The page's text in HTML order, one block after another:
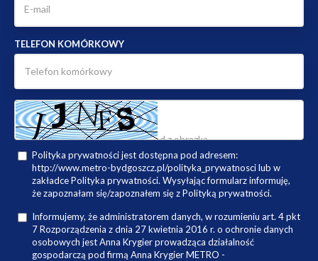
TELEFON KOMÓRKOWY
Polityka prywatności jest dostępna pod adresem:
http://www.metro-bydgoszcz.pl/polityka_prywatnosci lub w
zakładce Polityka prywatności. Wysyłając formularz informuję,
że zapoznałam się/zapoznałem się z Polityką prywatności.
Informujemy, że administratorem danych, w rozumieniu art. 4 pkt
7 Rozporządzenia z dnia 27 kwietnia 2016 r. o ochronie danych
osobowych jest Anna Krygier prowadząca działalność
gospodarczą pod firmą Anna Krygier METRO -